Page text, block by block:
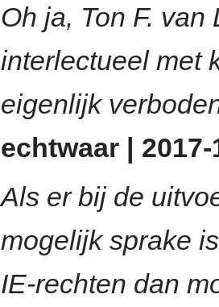
Oh ja, Ton F.
interlectueel met
eigenlijk
echtwaar |
Als er bij de
mogelijk sprake
IE-rechten dan